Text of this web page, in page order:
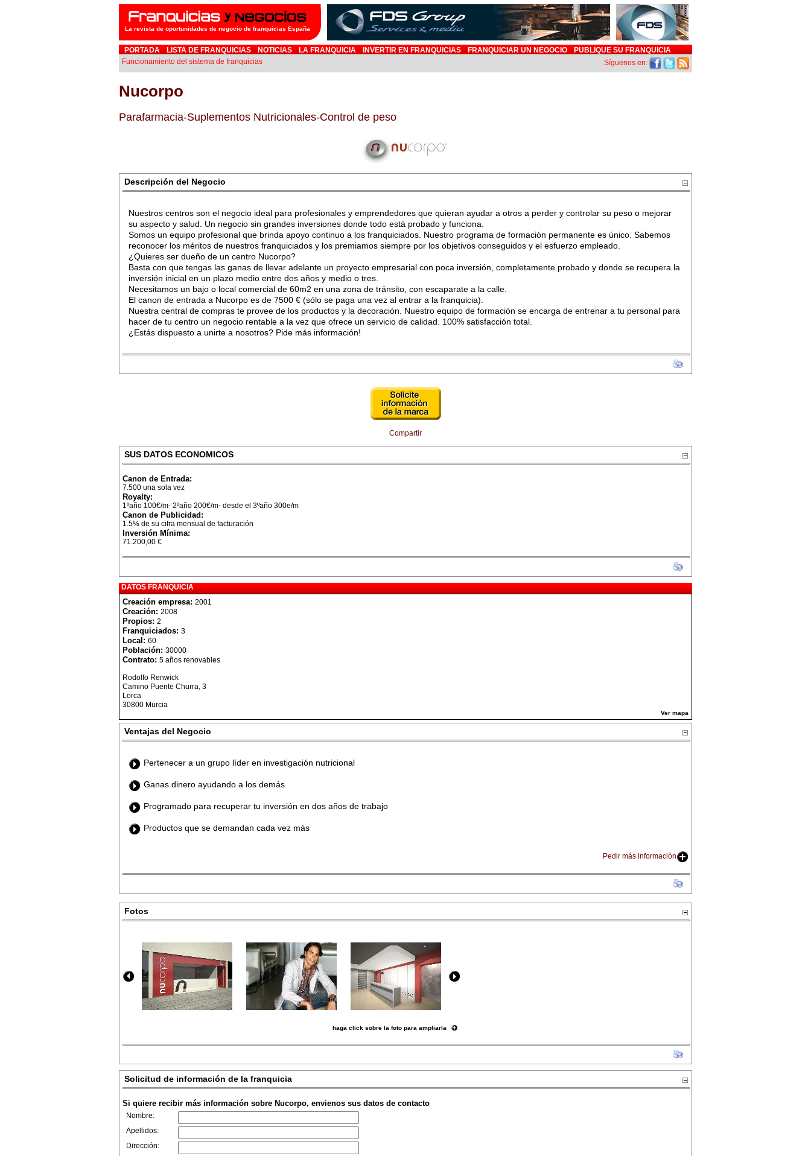
La revista de oportunidades de negocio de franquicias España
PORTADA LISTA DE FRANQUICIAS NOTICIAS LA FRANQUICIA INVERTIR EN FRANQUICIAS FRANQUICIAR UN NEGOCIO
PUBLIQUE SU FRANQUICIA
Funcionamiento del sistema de franquicias
Síguenos en:
Nucorpo
Parafarmacia-Suplementos Nutricionales-Control de peso
Descripción del Negocio
Nuestros centros son el negocio ideal para profesionales y emprendedores que quieran ayudar a otros a perder y controlar su peso o mejorar
su aspecto y salud. Un negocio sin grandes inversiones donde todo está probado y funciona.
Somos un equipo profesional que brinda apoyo continuo a los franquiciados. Nuestro programa de formación permanente es único. Sabemos
reconocer los méritos de nuestros franquiciados y los premiamos siempre por los objetivos conseguidos y el esfuerzo empleado.
¿Quieres ser dueño de un centro Nucorpo?
Basta con que tengas las ganas de llevar adelante un proyecto empresarial con poca inversión, completamente probado y donde se recupera la
inversión inicial en un plazo medio entre dos años y medio o tres.
Necesitamos un bajo o local comercial de 60m2 en una zona de tránsito, con escaparate a la calle.
El canon de entrada a Nucorpo es de 7500 € (sólo se paga una vez al entrar a la franquicia).
Nuestra central de compras te provee de los productos y la decoración. Nuestro equipo de formación se encarga de entrenar a tu personal para
hacer de tu centro un negocio rentable a la vez que ofrece un servicio de calidad. 100% satisfacción total.
¿Estás dispuesto a unirte a nosotros? Pide más información!
SUS DATOS ECONOMICOS
Canon de Entrada:
7.500 una sola vez
Royalty:
1ºaño 100€/m- 2ºaño 200€/m- desde el 3ºaño 300e/m
Canon de Publicidad:
1.5% de su cifra mensual de facturación
Inversión Mínima:
71.200,00 €
DATOS FRANQUICIA
Creación empresa: 2001
Creación: 2008
Propios: 2
Franquiciados: 3
Local: 60
Población: 30000
Contrato: 5 años renovables
Rodolfo Renwick
Camino Puente Churra, 3
Lorca
30800 Murcia
Ver mapa
Ventajas del Negocio
Pertenecer a un grupo líder en investigación nutricional
Ganas dinero ayudando a los demás
Programado para recuperar tu inversión en dos años de trabajo
Productos que se demandan cada vez más
Pedir más información
Fotos
haga click sobre la foto para ampliarla
Solicitud de información de la franquicia
Si quiere recibir más información sobre Nucorpo, envienos sus datos de contacto
Nombre:
Apellidos:
Dirección: